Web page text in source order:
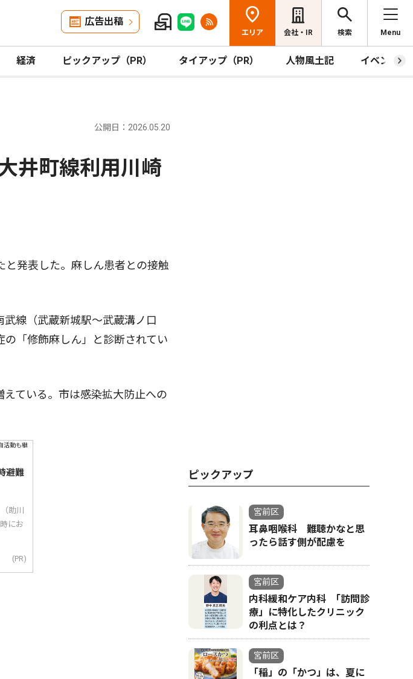
広告出稿
エリア 会社・IR 検索 Menu
経済 ピックアップ（PR） タイアップ（PR） 人物風土記 イベント
公開日：2026.05.20
井町線利用川崎
発表した。麻しん患者との接触
線（武蔵新城駅〜武蔵溝ノ口
「修飾麻しん」と診断されてい
ている。市は感染拡大防止への
避難
助川
にお
(PR)
ピックアップ
宮前区
耳鼻咽喉科 難聴かなと思
ったら話す側が配慮を
宮前区
内科緩和ケア内科 ｢訪問診
療」に特化したクリニック
の利点とは？
宮前区
「稲」の「かつ」は、夏に